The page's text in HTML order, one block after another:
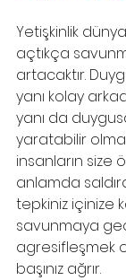
Yetişkinlik
açtıkça
artacaktır.
yanı kolay
yanı da
yaratabilir
insanların size
anlamda
tepkiniz içinize
savunmaya
agresifleşmek
başınız ağrır.